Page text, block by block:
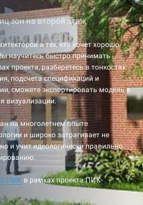
зон на второй этаж
и тех, кто хочет хорошо
научитесь быстро принимать
проекта, разберетесь в тонкостях
подсчета спецификаций и
сможете экспортировать модель в
визуализации.
на многолетнем опыте
и широко затрагивает не
и учит идеологически правильно
ПИК в рамках проекта ПИК-